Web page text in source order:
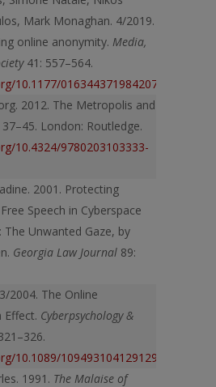
Mark Monaghan. 4/2019.
online anonymity. Media,
41: 557–564.
10.1177/0163443719842074
2012. The Metropolis and
London: Routledge.
10.4324/9780203103333-
2001. Protecting
Speech in Cyberspace
The Unwanted Gaze, by
Georgia Law Journal 89:
2004. The Online
Effect. Cyberpsychology &
10.1089/1094931041291295
1991. The Malaise of